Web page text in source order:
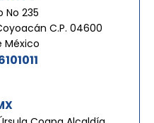
No 235
C.P. 04600
México